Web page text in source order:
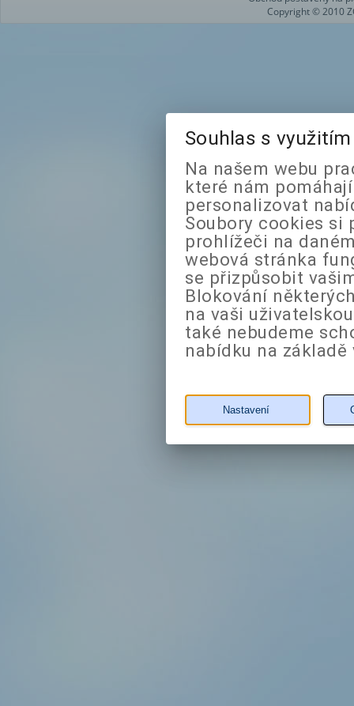
Copyright © 2010
Souhlas s
Na našem webu
které nám
personalizovat
Soubory cookies si
prohlížeči na
webová stránka
se přizpůsobit
Blokování
na vaši
také nebudeme
nabídku na
Nastavení